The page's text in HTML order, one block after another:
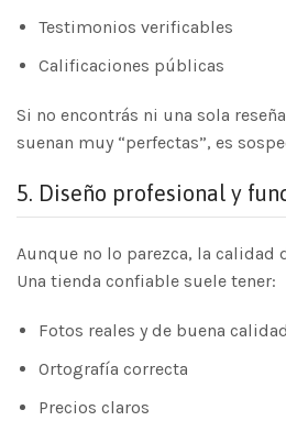
Testimonios verificables
Calificaciones públicas
Si no encontrás ni una sola
suenan muy “perfectas”, es
5. Diseño profesional y
Aunque no lo parezca, la
Una tienda confiable suele tener:
Fotos reales y de buena calidad
Ortografía correcta
Precios claros